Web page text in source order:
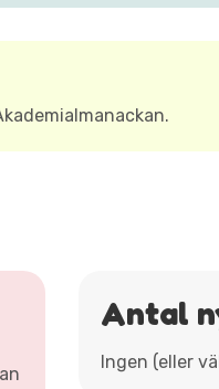
Antal
Ingen (eller